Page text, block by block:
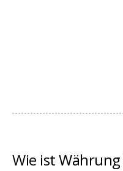
Wie ist